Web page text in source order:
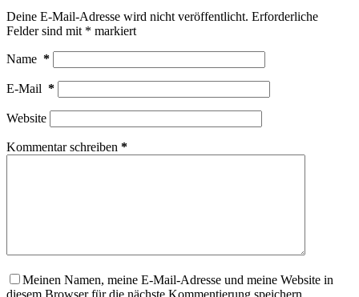
Deine E-Mail-Adresse wird nicht veröffentlicht. Erforderliche
Felder sind mit * markiert
Name *
E-Mail *
Website
Kommentar schreiben *
Meinen Namen, meine E-Mail-Adresse und meine Website in
diesem Browser für die nächste Kommentierung speichern.